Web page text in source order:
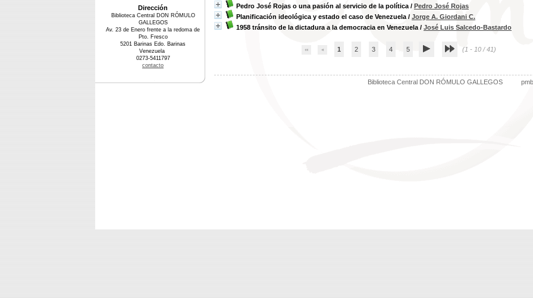
Pedro José Rojas o una pasión al servicio de la política / Pedro José Rojas
Planificación ideológica y estado el caso de Venezuela / Jorge A. Giordani C.
1958 tránsito de la dictadura a la democracia en Venezuela / José Luis Salcedo-Bastardo
1 2 3 4 5 (1 - 10 / 41)
Biblioteca Central DON RÓMULO GALLEGOS pmb
Dirección
Biblioteca Central DON RÓMULO
GALLEGOS
Av. 23 de Enero frente a la redoma de
Pto. Fresco
5201 Barinas Edo. Barinas
Venezuela
0273-5411797
contacto